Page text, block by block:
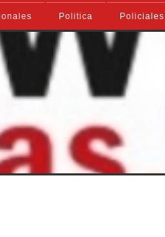
Politica Policiales